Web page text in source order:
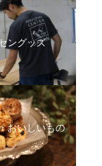
ングッズ
おいしいもの